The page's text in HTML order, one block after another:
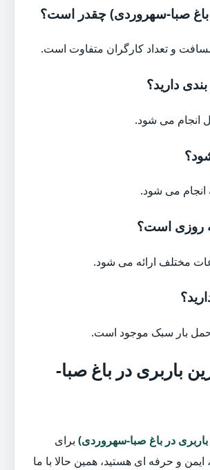
باغ صبا-سهروردی) چقدر است؟
و تعداد کارگران متفاوت است.
دارید؟
انجام می شود.
انجام می شود.
روزی است؟
مختلف ارائه می شود.
حمل بار سبک موجود است.
باربری در باغ صبا-
باربری در باغ صبا-سهروردی) برای
و حرفه ای هستید، همین حالا با ما